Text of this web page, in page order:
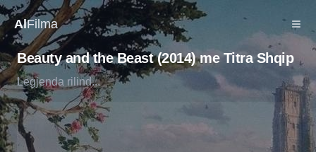
AlFilma
Beauty and the Beast (2014) me Titra Shqip
Legjenda rilind...